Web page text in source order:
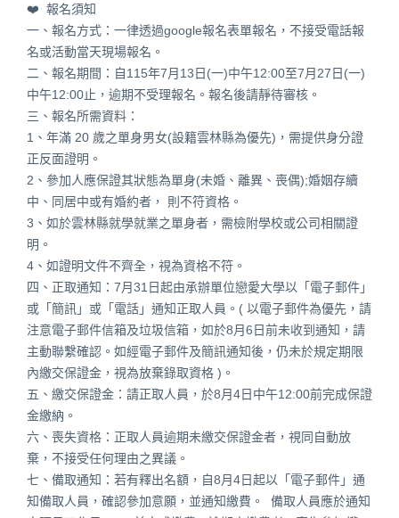
❤️ 報名須知
一、報名方式：一律透過google報名表單報名 ，不接受電話報
名或活動當天現場報名。
二、報名期間：自115年7月13日(一)中午12:00至7月27日(一)
中午12:00止，逾期不受理報名。報名後請靜待審核。
三、報名所需資料：
1、年滿 20 歲之單身男女(設籍雲林縣為優先)，需提供身分證
正反面證明。
2、參加人應保證其狀態為單身(未婚、離異、喪偶);婚姻存續
中、同居中或有婚約者， 則不符資格。
3、如於雲林縣就學就業之單身者，需檢附學校或公司相關證
明。
4、如證明文件不齊全，視為資格不符。
四、正取通知：7月31日起由承辦單位戀愛大學以「電子郵件」
或「簡訊」或「電話」通知正取人員。( 以電子郵件為優先，請
注意電子郵件信箱及垃圾信箱，如於8月6日前未收到通知，請
主動聯繫確認。如經電子郵件及簡訊通知後，仍未於規定期限
內繳交保證金，視為放棄錄取資格 )。
五、繳交保證金：請正取人員，於8月4日中午12:00前完成保證
金繳納。
六、喪失資格：正取人員逾期未繳交保證金者，視同自動放
棄，不接受任何理由之異議。
七、備取通知：若有釋出名額，自8月4日起以「電子郵件」通
知備取人員，確認參加意願，並通知繳費。 備取人員應於通知